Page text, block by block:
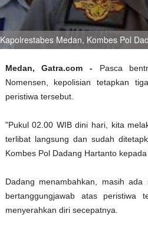
Kapolrestabes Medan, Kombes Pol
Medan, Gatra.com -Pasca
Nomensen, kepolisian tetapkan
peristiwa tersebut.
"Pukul 02.00 WIB dini hari, kita
terlibat langsung dan sudah
Kombes Pol Dadang Hartanto
Dadang menambahkan, masih
bertanggungjawab atas peristiwa
menyerahkan diri secepatnya.